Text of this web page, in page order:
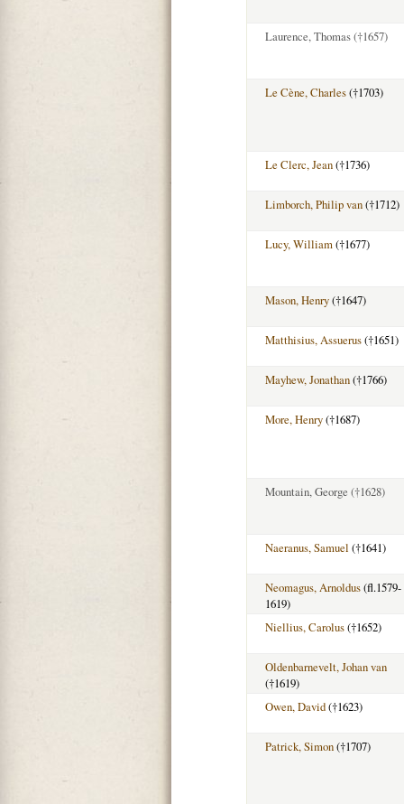
Laurence, Thomas(†1657)
Le Cène, Charles(†1703)
Le Clerc, Jean(†1736)
Limborch, Philip van(†1712)
Lucy, William(†1677)
Mason, Henry(†1647)
Matthisius, Assuerus(†1651)
Mayhew, Jonathan(†1766)
More, Henry(†1687)
Mountain, George (†1628)
Naeranus, Samuel (†1641)
Neomagus, Arnoldus(fl.1579-
1619)
Niellius, Carolus(†1652)
Oldenbarnevelt, Johan van
(†1619)
Owen, David(†1623)
Patrick, Simon(†1707)